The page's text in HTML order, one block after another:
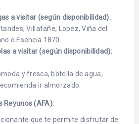
a visitar (según disponibilidad):
Villafañe, Lopez, Viña del
o Esencia 1870.
a visitar (según disponibilidad):
y fresca, botella de agua,
ir almorzado.
Reyunos (AFA):
que te permite disfrutar de